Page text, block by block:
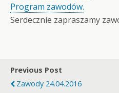
Program zawodów.
Serdecznie zapraszamy
Previous Post
Zawody 24.04.2016